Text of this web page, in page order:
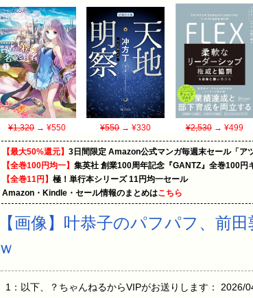
¥1,320 → ¥550 ¥550→ ¥330 ¥2,530→ ¥499
【最大50%還元】 3日間限定 Amazon公式マンガ毎週末セール「ア
【全巻100円均一】 集英社 創業100周年記念『GANTZ』全巻100円
【全巻11円】 極！単行本シリーズ 11円均一セール
Amazon・Kindle・セール情報のまとめはこちら
【画像】叶恭子のパフパフ、前
ｗ
1：以下、？ちゃんねるからVIPがお送りします：